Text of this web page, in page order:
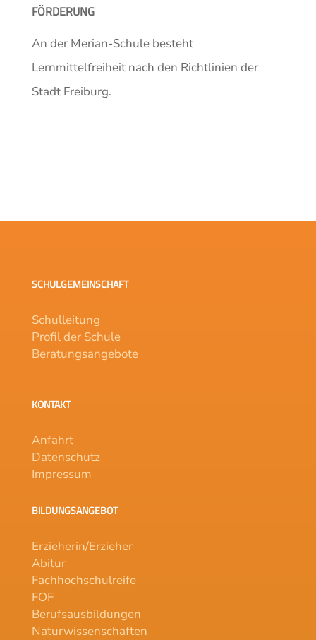
FÖRDERUNG
An der Merian-Schule besteht
Lernmittelfreiheit nach den Richtlinien der
Stadt Freiburg.
SCHULGEMEINSCHAFT
Schulleitung
Profil der Schule
Beratungsangebote
KONTAKT
Anfahrt
Datenschutz
Impressum
BILDUNGSANGEBOT
Erzieherin/Erzieher
Abitur
Fachhochschulreife
FOF
Berufsausbildungen
Naturwissenschaften